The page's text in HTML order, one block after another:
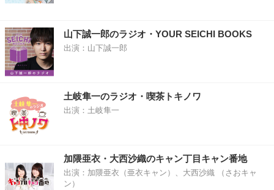
山下誠一郎のラジオ・YOUR SEICHI BOOKS
出演：山下誠一郎
土岐隼一のラジオ・喫茶トキノワ
出演：土岐隼一
加隈亜衣・大西沙織のキャン丁目キャン番地
出演：加隈亜衣（亜衣キャン）、大西沙織 （さおキャ
ン）